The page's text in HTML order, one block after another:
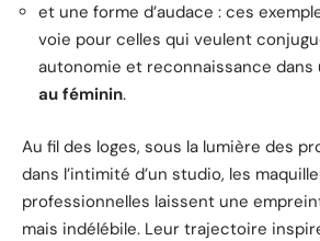
et une forme d’audace : ces
voie pour celles qui veulent
autonomie et reconnaissance dans
au féminin.
Au fil des loges, sous la lumière des
dans l’intimité d’un studio, les
professionnelles laissent une
mais indélébile. Leur trajectoire